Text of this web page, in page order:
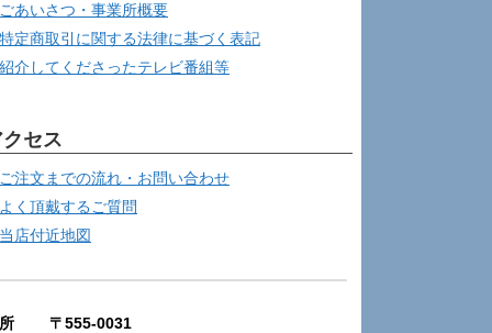
ごあいさつ・事業所概要
特定商取引に関する法律に基づく表記
紹介してくださったテレビ番組等
セス
ご注文までの流れ・お問い合わせ
よく頂戴するご質問
当店付近地図
所 〒555-0031